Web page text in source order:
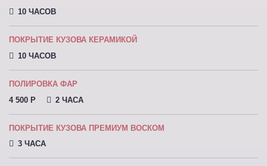
10 ЧАСОВ
ПОКРЫТИЕ КУЗОВА КЕРАМИКОЙ
10 ЧАСОВ
ПОЛИРОВКА ФАР
4 500 P
2 ЧАСА
ПОКРЫТИЕ КУЗОВА ПРЕМИУМ ВОСКОМ
3 ЧАСА